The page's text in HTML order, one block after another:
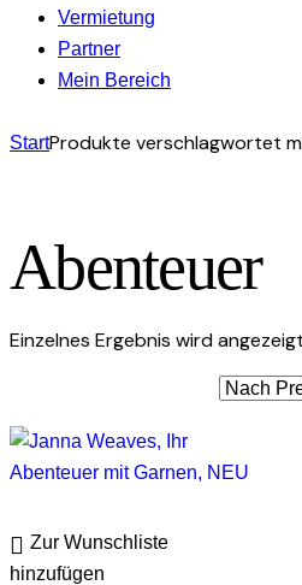
Vermietung
Partner
Mein Bereich
facebook-
instagram
mail-
StartProdukte verschlagwortet
Abenteuer
Einzelnes Ergebnis wird angezeigt
Zur Wunschliste
hinzufügen